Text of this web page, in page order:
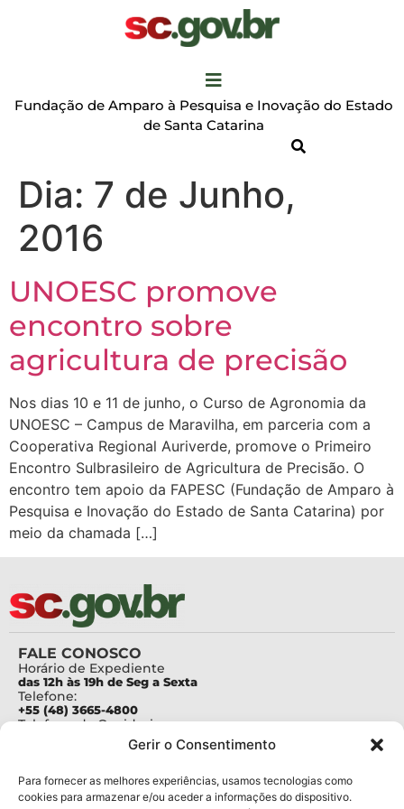
Gerir o Consentimento
Para fornecer as melhores experiências, usamos tecnologias como
cookies para armazenar e/ou aceder a informações do dispositivo.
Fundação de Amparo à Pesquisa e Inovação do Estado
de Santa Catarina
Dia: 7 de Junho,
2016
UNOESC promove
encontro sobre
agricultura de precisão
Nos dias 10 e 11 de junho, o Curso de Agronomia da
UNOESC – Campus de Maravilha, em parceria com a
Cooperativa Regional Auriverde, promove o Primeiro
Encontro Sulbrasileiro de Agricultura de Precisão. O
encontro tem apoio da FAPESC (Fundação de Amparo à
Pesquisa e Inovação do Estado de Santa Catarina) por
meio da chamada […]
FALE CONOSCO
Horário de Expediente
das 12h às 19h de Seg a Sexta
Telefone:
+55 (48) 3665-4800
Telefone da Ouvidoria
Para assuntos relacionados à Pesquisa
pesquisa@fapesc.sc.gov.br